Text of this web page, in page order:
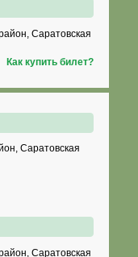
Саратовская
Как купить билет?
Саратовская
Саратовская